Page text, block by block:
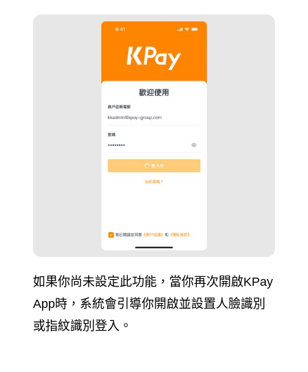
如果你尚未設定此功能，當你再次開啟KPay
App時，系統會引導你開啟並設置人臉識別
或指紋識別登入。